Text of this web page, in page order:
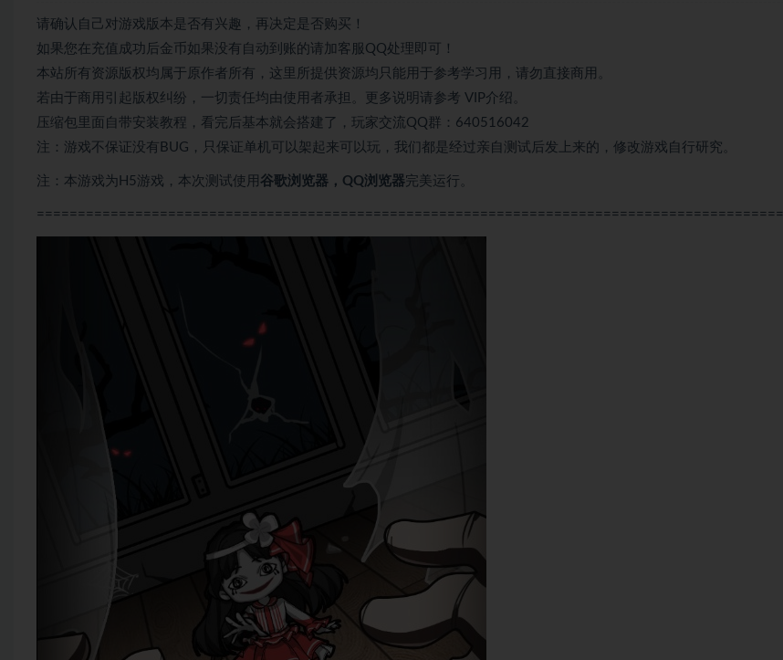
请确认自己对游戏版本是否有兴趣，再决定是否购买！
如果您在充值成功后金币如果没有自动到账的请加客服QQ处理即可！
本站所有资源版权均属于原作者所有，这里所提供资源均只能用于参考学习用，请勿直接商用。
若由于商用引起版权纠纷，一切责任均由使用者承担。更多说明请参考 VIP介绍。
压缩包里面自带安装教程，看完后基本就会搭建了，玩家交流QQ群：640516042
注：游戏不保证没有BUG，只保证单机可以架起来可以玩，我们都是经过亲自测试后发上来的，修改游戏自行研究。
注：本游戏为H5游戏，本次测试使用 谷歌浏览器，QQ浏览器完美运行。
===========================================================================================